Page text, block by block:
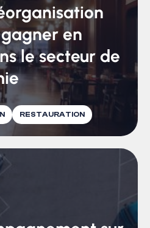
en
le secteur de
RESTAURATION